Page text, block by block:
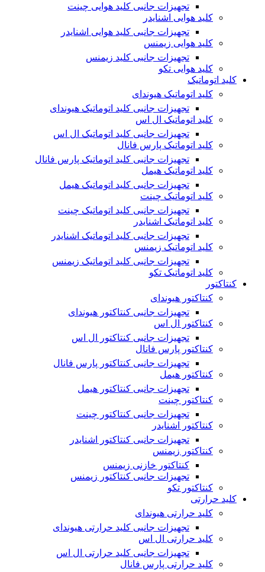
تجهیزات جانبی کلید هوایی چینت
کلید هوایی اشنایدر
تجهیزات جانبی کلید هوایی اشنایدر
کلید هوایی زیمنس
تجهیزات جانبی کلید زیمنس
کلید هوایی تکو
کلید اتوماتیک
کلید اتوماتیک هیوندای
تجهیزات جانبی کلید اتوماتیک هیوندای
کلید اتوماتیک ال اس
تجهیزات جانبی کلید اتوماتیک ال اس
کلید اتوماتیک پارس فانال
تجهیزات جانبی کلید اتوماتیک پارس فانال
کلید اتوماتیک هیمل
تجهیزات جانبی کلید اتوماتیک هیمل
کلید اتوماتیک چینت
تجهیزات جانبی کلید اتوماتیک چینت
کلید اتوماتیک اشنایدر
تجهیزات جانبی کلید اتوماتیک اشنایدر
کلید اتوماتیک زیمنس
تجهیزات جانبی کلید اتوماتیک زیمنس
کلید اتوماتیک تکو
کنتاکتور
کنتاکتور هیوندای
تجهیزات جانبی کنتاکتور هیوندای
کنتاکتور ال اس
تجهیزات جانبی کنتاکتور ال اس
کنتاکتور پارس فانال
تجهیزات جانبی کنتاکتور پارس فانال
کنتاکتور هیمل
تجهیزات جانبی کنتاکتور هیمل
کنتاکتور چینت
تجهیزات جانبی کنتاکتور چینت
کنتاکتور اشنایدر
تجهیزات جانبی کنتاکتور اشنایدر
کنتاکتور زیمنس
کنتاکتور خازنی زیمنس
تجهیزات جانبی کنتاکتور زیمنس
کنتاکتور تکو
کلید حرارتی
کلید حرارتی هیوندای
تجهیزات جانبی کلید حرارتی هیوندای
کلید حرارتی ال اس
تجهیزات جانبی کلید حرارتی ال اس
کلید حرارتی پارس فانال